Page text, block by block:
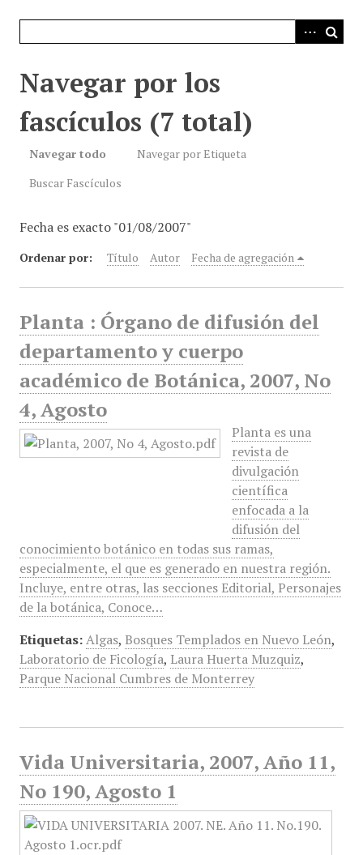
Navegar por los
fascículos (7 total)
Navegar todo
Navegar por Etiqueta
Buscar Fascículos
Fecha es exacto "01/08/2007"
Ordenar por: Título Autor Fecha de agregación
Planta : Órgano de difusión del
departamento y cuerpo
académico de Botánica, 2007, No
4, Agosto
Planta es una
revista de
divulgación
científica
enfocada a la
difusión del
conocimiento botánico en todas sus ramas,
especialmente, el que es generado en nuestra región.
Incluye, entre otras, las secciones Editorial, Personajes
de la botánica, Conoce…
Etiquetas: Algas, Bosques Templados en Nuevo León,
Laboratorio de Ficología, Laura Huerta Muzquiz,
Parque Nacional Cumbres de Monterrey
Vida Universitaria, 2007, Año 11,
No 190, Agosto 1